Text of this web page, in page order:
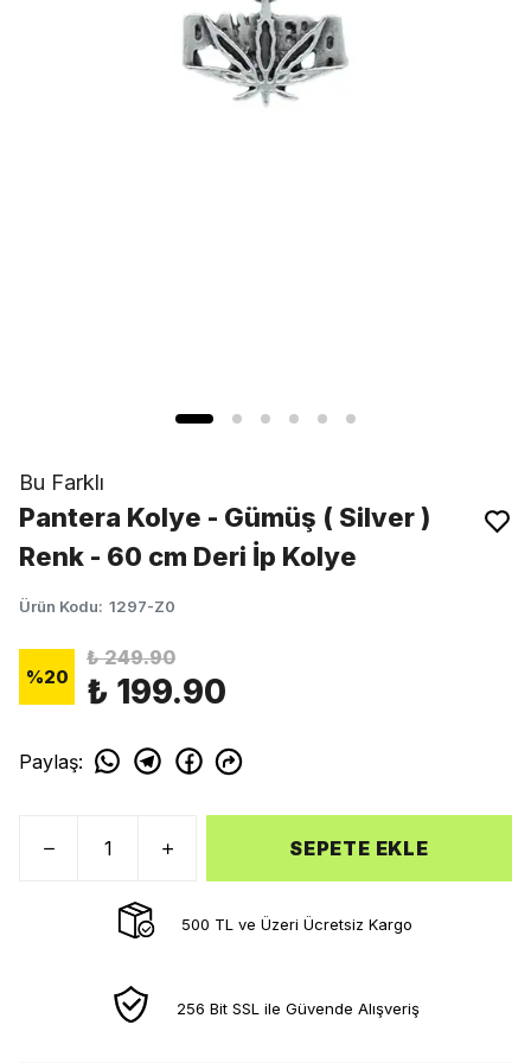
Bu Farklı
Pantera Kolye - Gümüş ( Silver )
Renk - 60 cm Deri İp Kolye
Ürün Kodu: 1297-Z0
%20
₺ 249.90
₺ 199.90
Paylaş:
SEPETE EKLE
500 TL ve Üzeri Ücretsiz Kargo
256 Bit SSL ile Güvende Alışveriş